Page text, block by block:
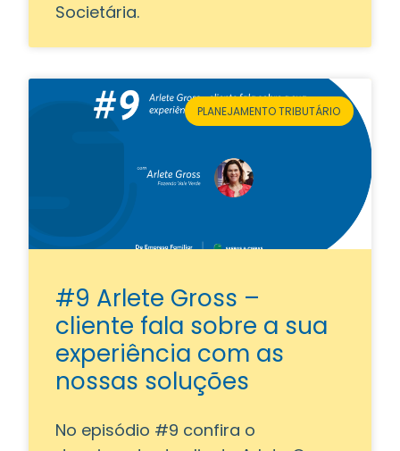
Societária.
PLANEJAMENTO TRIBUTÁRIO
#9 Arlete Gross –
cliente fala sobre a sua
experiência com as
nossas soluções
No episódio #9 confira o